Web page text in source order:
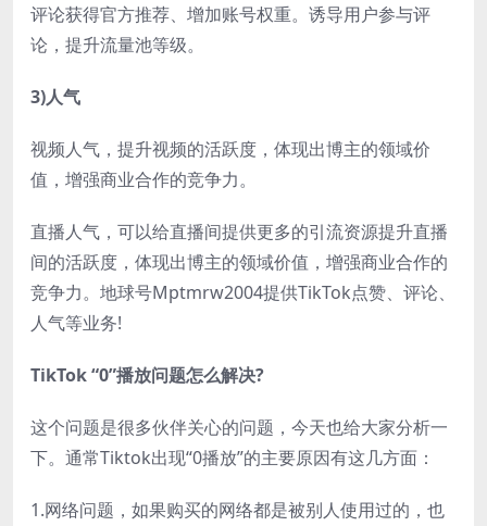
评论获得官方推荐、增加账号权重。诱导用户参与评
论，提升流量池等级。
3)人气
视频人气，提升视频的活跃度，体现出博主的领域价
值，增强商业合作的竞争力。
直播人气，可以给直播间提供更多的引流资源提升直播
间的活跃度，体现出博主的领域价值，增强商业合作的
竞争力。地球号Mptmrw2004提供TikTok点赞、评论、
人气等业务!
TikTok “0”播放问题怎么解决?
这个问题是很多伙伴关心的问题，今天也给大家分析一
下。通常Tiktok出现“0播放”的主要原因有这几方面：
1.网络问题，如果购买的网络都是被别人使用过的，也